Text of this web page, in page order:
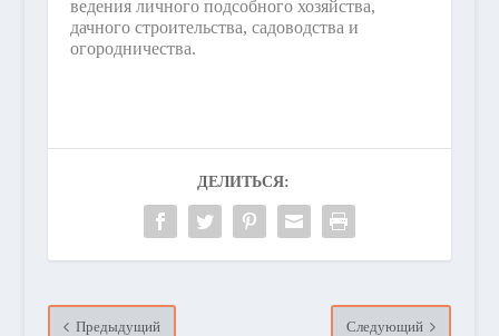
ведения личного подсобного хозяйства,
дачного строительства, садоводства и
огородничества.
ДЕЛИТЬСЯ:
Предыдущий Следующий